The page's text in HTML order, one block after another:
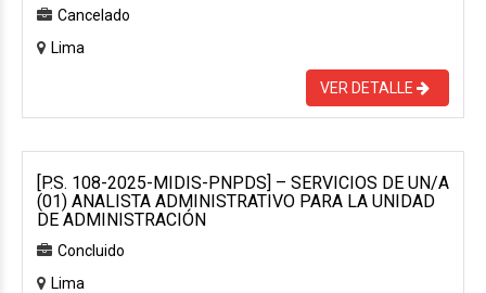
Cancelado
Lima
VER DETALLE
[P.S. 108-2025-MIDIS-PNPDS] – SERVICIOS DE UN/A
(01) ANALISTA ADMINISTRATIVO PARA LA UNIDAD
DE ADMINISTRACIÓN
Concluido
Lima